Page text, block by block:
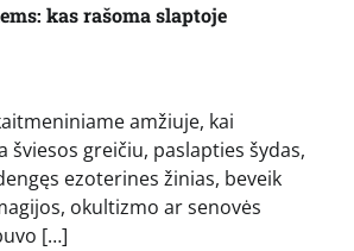
kas rašoma slaptoje
amžiuje, kai
šviesos greičiu, paslapties šydas,
ezoterines žinias, beveik
okultizmo ar senovės
[…]